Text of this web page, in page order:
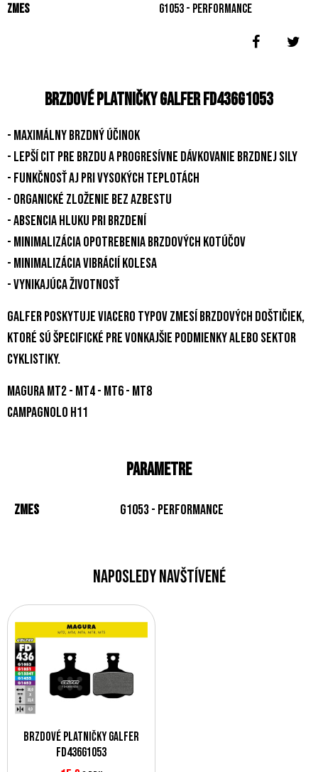
Zmes G1053 - Performance
Brzdové platničky Galfer FD436G1053
- maximálny brzdný účinok
- lepší cit pre brzdu a progresívne dávkovanie brzdnej sily
- funkčnosť aj pri vysokých teplotách
- organické zloženie bez azbestu
- absencia hluku pri brzdení
- minimalizácia opotrebenia brzdových kotúčov
- minimalizácia vibrácií kolesa
- vynikajúca životnosť
Galfer poskytuje viacero typov zmesí brzdových doštičiek,
ktoré sú špecifické pre vonkajšie podmienky alebo sektor
cyklistiky.
MAGURA MT2 - MT4 - MT6 - MT8
CAMPAGNOLO H11
Parametre
Zmes G1053 - Performance
Naposledy navštívené
Brzdové platničky Galfer
FD436G1053